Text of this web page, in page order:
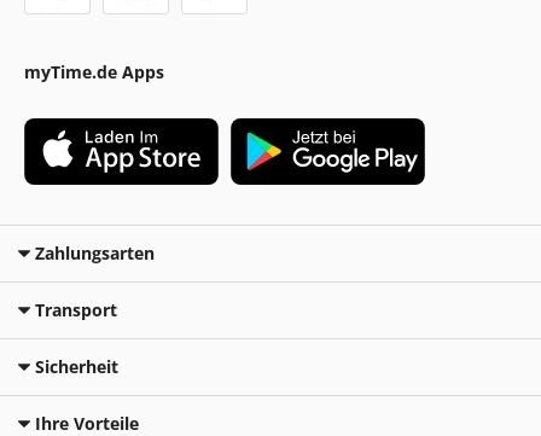
myTime.de Apps
Zahlungsarten
Transport
Sicherheit
Ihre Vorteile